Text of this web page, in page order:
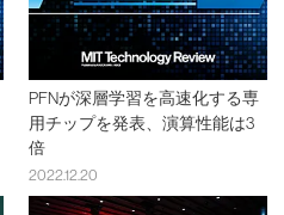
PFNが深層学習を高速化する専
用チップを発表、演算性能は3
倍
2022.12.20